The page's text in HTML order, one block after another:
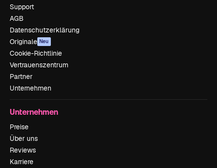
Support
AGB
Datenschutzerklärung
Originale Neu
Cookie-Richtlinie
Vertrauenszentrum
Partner
Unternehmen
Unternehmen
Preise
Über uns
Reviews
Karriere